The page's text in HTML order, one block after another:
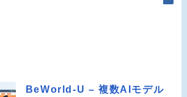
BeWorld-U – 複数AIモデル